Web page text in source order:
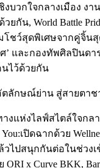
บวกใจกลางเมือง
น, World Battle
ชว์สุดพิเศษจากคู่จิ้น
ละกองทัพศิลปินดา
ไว้ด้วยกัน
ตลักษณ์ย่าน สู่สายตาช
ทางแห่งไลฟ์สไตล์ใ
เปิดฉากด้วย
วไปสนุกกันต่อในช่ว
x Curve BKK,